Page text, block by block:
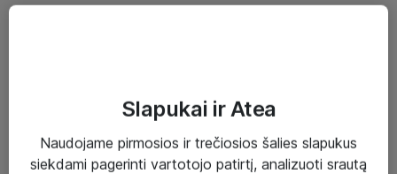
Sprendimai ir paslaugos
Slapukai ir Atea
Naudojame pirmosios ir trečiosios šalies slapukus
siekdami pagerinti vartotojo patirtį, analizuoti srautą